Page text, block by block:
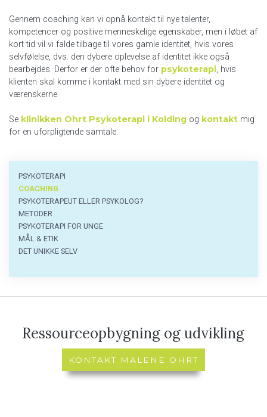
Gennem coaching kan vi opnå kontakt til nye talenter,
kompetencer og positive menneskelige egenskaber, men i løbet af
kort tid vil vi falde tilbage til vores gamle identitet, hvis vores
selvfølelse, dvs. den dybere oplevelse af identitet ikke også
bearbejdes. Derfor er der ofte behov for psykoterapi, hvis
klienten skal komme i kontakt med sin dybere identitet og
værenskerne.
Se klinikken Ohrt Psykoterapi i Kolding og kontakt mig
for en uforpligtende samtale.
Psykoterapi
menu
PSYKOTERAPI
COACHING
PSYKOTERAPEUT ELLER PSYKOLOG?
METODER
PSYKOTERAPI FOR UNGE
MÅL & ETIK
DET UNIKKE SELV
Ressourceopbygning og udvikling
KONTAKT MALENE OHRT